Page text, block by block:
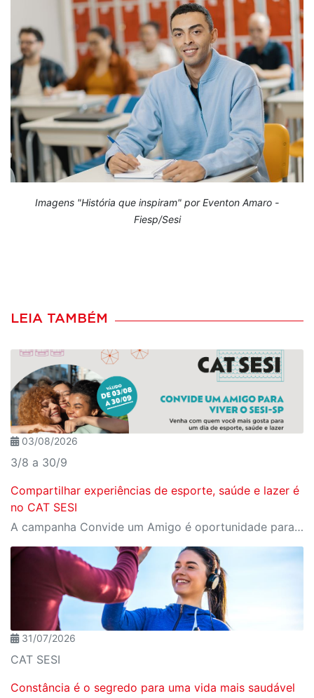
Imagens "História que inspiram" por Eventon Amaro -
Fiesp/Sesi
LEIA TAMBÉM
03/08/2026
3/8 a 30/9
Compartilhar experiências de esporte, saúde e lazer é
no CAT SESI
A campanha Convide um Amigo é oportunidade para reunir amigos para aproveitar juntos toda estrutura da unidade SESI-SP mais próxima. Os benefícios para clientes e convidados estão no regulamento
31/07/2026
CAT SESI
Constância é o segredo para uma vida mais saudável